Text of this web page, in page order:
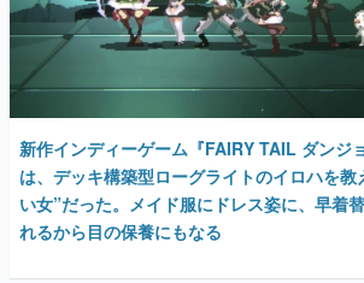
新作インディーゲーム『FAIRY TAIL ダンジ
は、デッキ構築型ローグライトのイロハを
い女”だった。メイド服にドレス姿に、早着
れるから目の保養にもなる